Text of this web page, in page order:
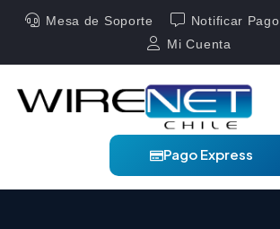
Mesa de Soporte Notificar Pago
Mi Cuenta
Pago Express